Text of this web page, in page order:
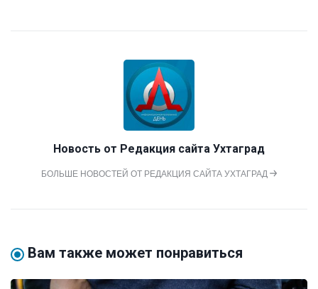
Новость от Редакция сайта Ухтаград
БОЛЬШЕ НОВОСТЕЙ ОТ РЕДАКЦИЯ САЙТА УХТАГРАД
Вам также может понравиться